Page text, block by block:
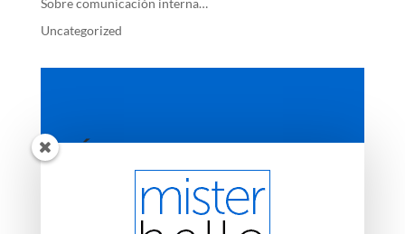
Sobre comunicación interna…
Uncategorized
ÚLTIMAS ENTRADAS